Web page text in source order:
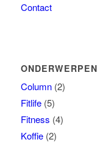
Contact
ONDERWERPEN
Column(2)
Fitlife(5)
Fitness (4)
Koffie(2)